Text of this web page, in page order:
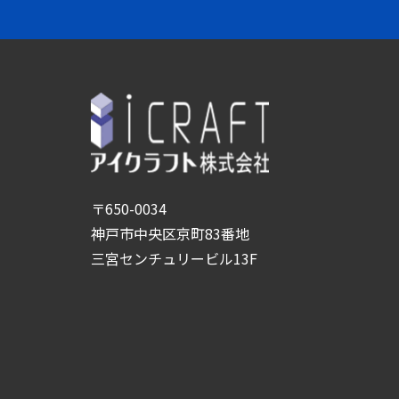
〒650-0034
神戸市中央区京町83番地
三宮センチュリービル13F